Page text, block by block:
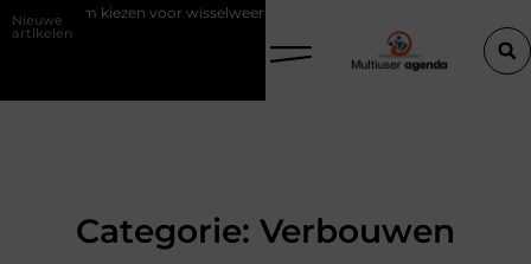
Nieuwe
artikelen
wisselweer met een tussenjas
Categorie: Verbouwen